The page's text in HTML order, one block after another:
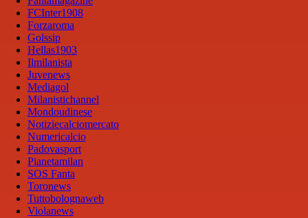
FCInter1908
Forzaroma
Golssip
Hellas1903
Ilmilanista
Juvenews
Mediagol
Milanistichannel
Mondoudinese
Notiziecalciomercato
Numericalcio
Padovasport
Pianetamilan
SOS Fanta
Toronews
Tuttobolognaweb
Violanews